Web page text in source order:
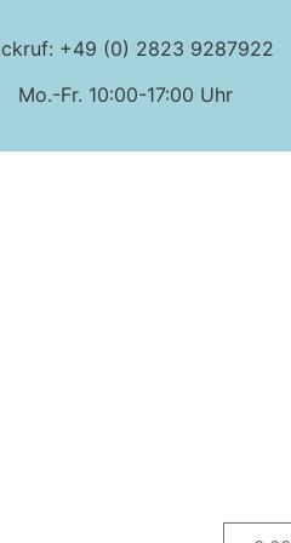
+49 (0) 2823 9287922
Mo.-Fr. 10:00-17:00 Uhr